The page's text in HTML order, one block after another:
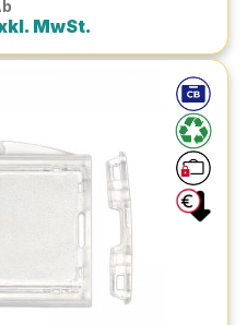
MwSt.
Polycarbonat,
Schlüsselverschluss für ein
Produktreihe